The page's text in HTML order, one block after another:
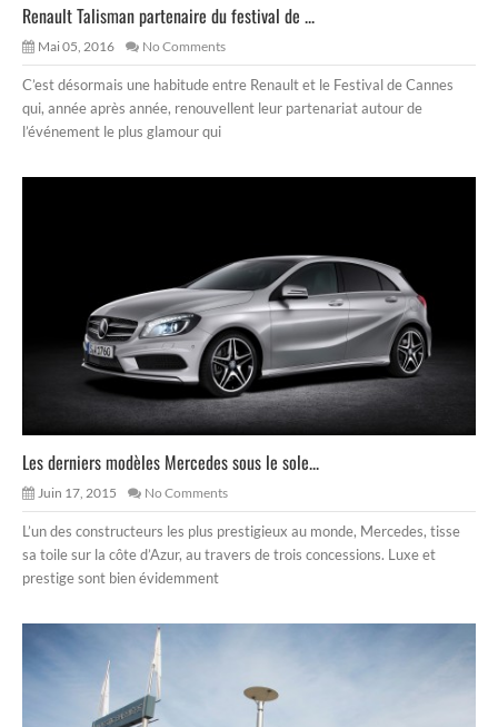
Renault Talisman partenaire du festival de ...
Mai 05, 2016 No Comments
C’est désormais une habitude entre Renault et le Festival de Cannes
qui, année après année, renouvellent leur partenariat autour de
l’événement le plus glamour qui
Les derniers modèles Mercedes sous le sole...
Juin 17, 2015 No Comments
L’un des constructeurs les plus prestigieux au monde, Mercedes, tisse
sa toile sur la côte d’Azur, au travers de trois concessions. Luxe et
prestige sont bien évidemment